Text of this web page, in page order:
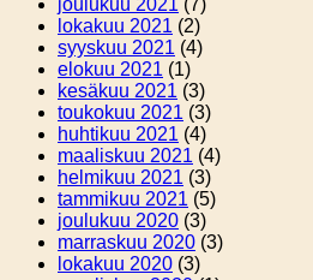
lokakuu 2021 (2)
syyskuu 2021 (4)
elokuu 2021 (1)
kesäkuu 2021 (3)
toukokuu 2021 (3)
huhtikuu 2021 (4)
maaliskuu 2021 (4)
helmikuu 2021 (3)
tammikuu 2021 (5)
joulukuu 2020 (3)
marraskuu 2020 (3)
lokakuu 2020 (3)